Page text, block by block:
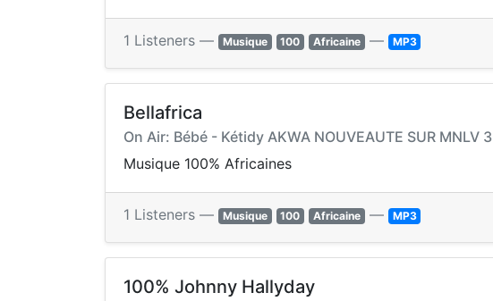
1 Listeners — Musique 100 Africaine — MP3
Bellafrica
On Air: Bébé - Kétidy AKWA NOUVEAUTE SUR MNLV 3
Musique 100% Africaines
1 Listeners — Musique 100 Africaine — MP3
100% Johnny Hallyday